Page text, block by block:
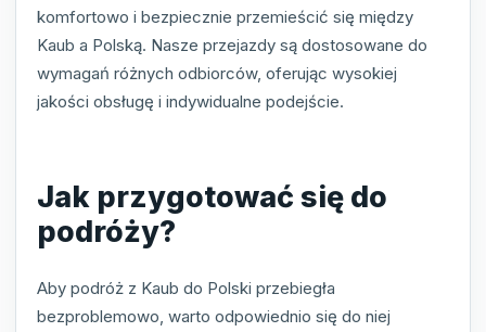
komfortowo i bezpiecznie przemieścić się między
Kaub a Polską. Nasze przejazdy są dostosowane do
wymagań różnych odbiorców, oferując wysokiej
jakości obsługę i indywidualne podejście.
Jak przygotować się do
podróży?
Aby podróż z Kaub do Polski przebiegła
bezproblemowo, warto odpowiednio się do niej